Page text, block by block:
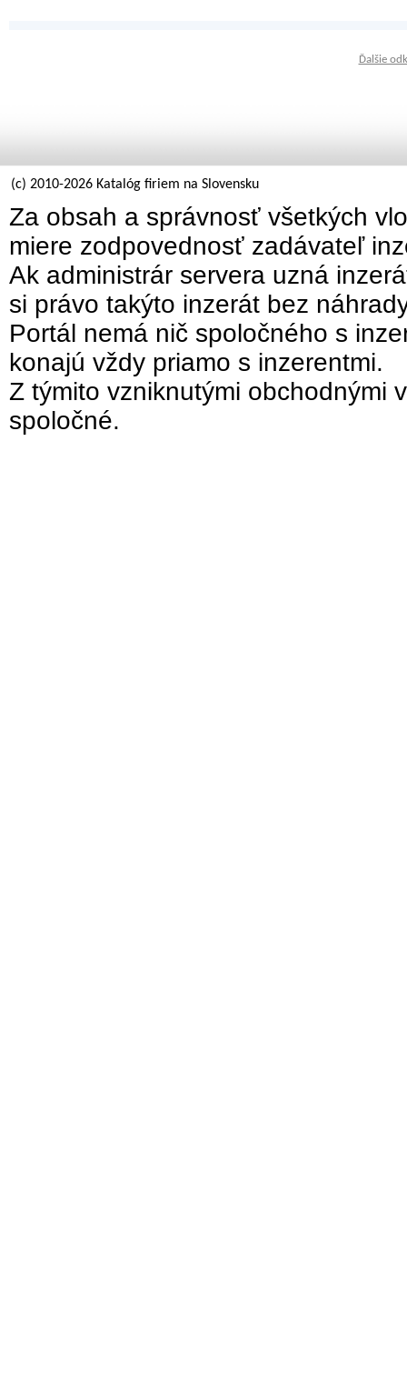
Ďalšie
(c) 2010-2026 Katalóg firiem na Slovensku
Za obsah a správnosť všetkých
miere zodpovednosť zadávateľ
Ak administrár servera uzná
si právo takýto inzerát bez
Portál nemá nič spoločného s
konajú vždy priamo s inzerentmi.
Z týmito vzniknutými obchodnými
spoločné.